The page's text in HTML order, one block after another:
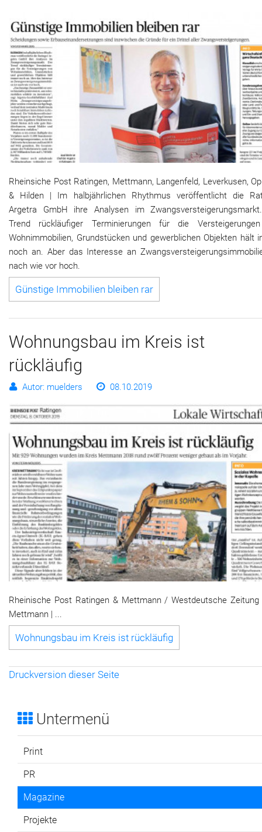
Rheinsiche Post Ratingen, Mettmann, Langenfeld, Leverkusen,
& Hilden | Im halbjährlichen Rhythmus veröffentlicht die
Argetra GmbH ihre Analysen im
Trend rückläufiger Terminierungen für die
Wohnimmobilien, Grundstücken und gewerblichen Objekten hält
noch an. Aber das Interesse an
nach wie vor hoch.
Günstige Immobilien bleiben rar
Wohnungsbau im Kreis ist
rückläufig
Autor: muelders 08.10.2019
Rheinische Post Ratingen & Mettmann / Westdeutsche Zeitung
Mettmann | ...
Wohnungsbau im Kreis ist rückläufig
Druckversion dieser Seite
Untermenü
Print
PR
Magazine
Projekte